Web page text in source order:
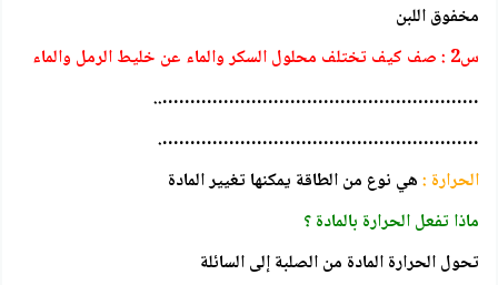
مخفوق اللبن
س2 : صف كيف تختلف محلول السكر والماء عن خليط الرمل والماء
…………………………………………………..
………………………………………………….
الحرارة :هي نوع من الطاقة يمكنها تغيير المادة
ماذا تفعل الحرارة بالمادة ؟
تحول الحرارة المادة من الصلبة إلى السائلة